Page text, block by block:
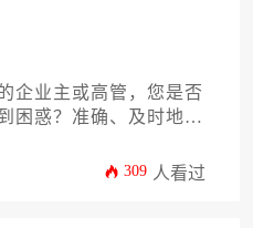
企业主或高管，您是否
困惑？准确、及时地完
、保障持续经营的关
309 人看过